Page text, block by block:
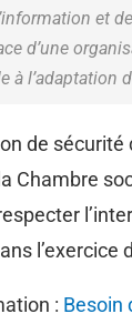
et
d’une
à
de sécurité
Chambre
l’exercice
: Besoin